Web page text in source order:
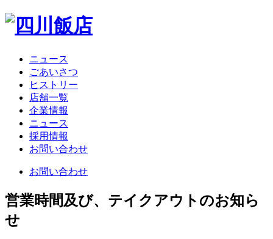
ニュース
ごあいさつ
ヒストリー
店舗一覧
企業情報
ニュース
採用情報
お問い合わせ
お問い合わせ
営業時間及び、テイクアウトのお知ら
せ